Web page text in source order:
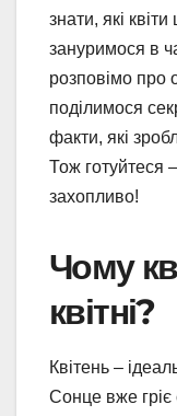
знати, які квіти
зануримося в
розповімо про
поділимося
факти, які
Тож готуйтеся
захопливо!
Чому
квітні?
Квітень –
Сонце вже